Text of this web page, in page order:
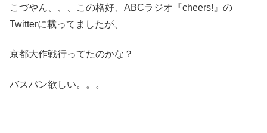
こづやん、、、この格好、ABCラジオ『cheers!』の
Twitterに載ってましたが、
京都大作戦行ってたのかな？
バスパン欲しい。。。